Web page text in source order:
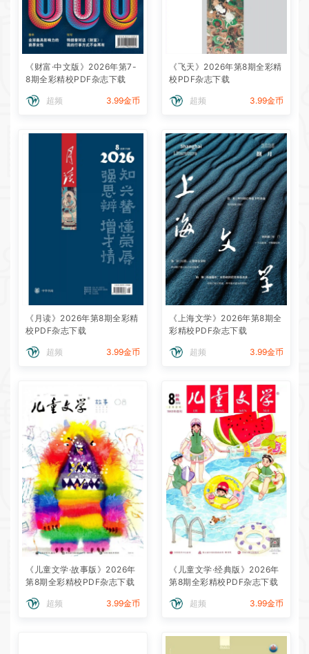
《财富·中文版》2026年第7-
8期全彩精校PDF杂志下载
超频 3.99金币
《飞天》2026年第8期全彩精
校PDF杂志下载
超频 3.99金币
《月读》2026年第8期全彩精
校PDF杂志下载
超频 3.99金币
《上海文学》2026年第8期全
彩精校PDF杂志下载
超频 3.99金币
《儿童文学·故事版》2026年
第8期全彩精校PDF杂志下载
超频 3.99金币
《儿童文学·经典版》2026年
第8期全彩精校PDF杂志下载
超频 3.99金币